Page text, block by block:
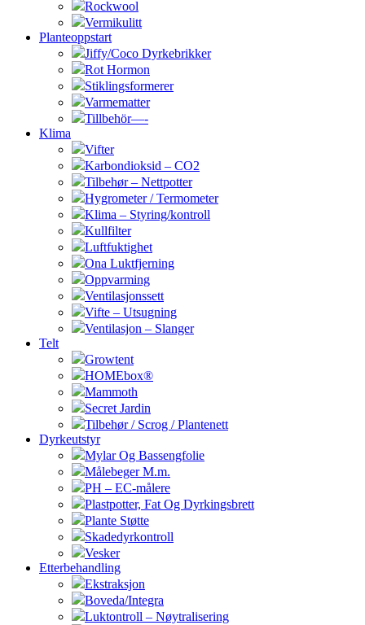
Rockwool
Vermikulitt
Planteoppstart
Jiffy/Coco Dyrkebrikker
Rot Hormon
Stiklingsformerer
Varmematter
Tillbehör—-
Klima
Vifter
Karbondioksid – CO2
Tilbehør – Nettpotter
Hygrometer / Termometer
Klima – Styring/kontroll
Kullfilter
Luftfuktighet
Ona Luktfjerning
Oppvarming
Ventilasjonssett
Vifte – Utsugning
Ventilasjon – Slanger
Telt
Growtent
HOMEbox®
Mammoth
Secret Jardin
Tilbehør / Scrog / Plantenett
Dyrkeutstyr
Mylar Og Bassengfolie
Målebeger M.m.
PH – EC-målere
Plastpotter, Fat Og Dyrkingsbrett
Plante Støtte
Skadedyrkontroll
Vesker
Etterbehandling
Ekstraksjon
Boveda/Integra
Luktontroll – Nøytralisering